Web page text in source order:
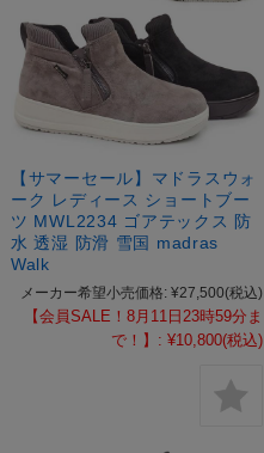
【サマーセール】マドラスウォ
ーク レディース ショートブー
ツ MWL2234 ゴアテックス 防
水 透湿 防滑 雪国 madras
Walk
メーカー希望小売価格: ¥27,500(税込)
【会員SALE！8月11日23時59分ま
で！】: ¥10,800(税込)